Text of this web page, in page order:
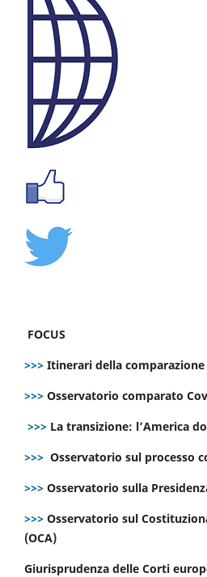
FOCUS
>>> Itinerari della comparazione
>>> Osservatorio comparato
>>> La transizione: l’America
>>> Osservatorio sul processo
>>> Osservatorio sulla
>>> Osservatorio sul
(OCA)
Giurisprudenza delle Corti